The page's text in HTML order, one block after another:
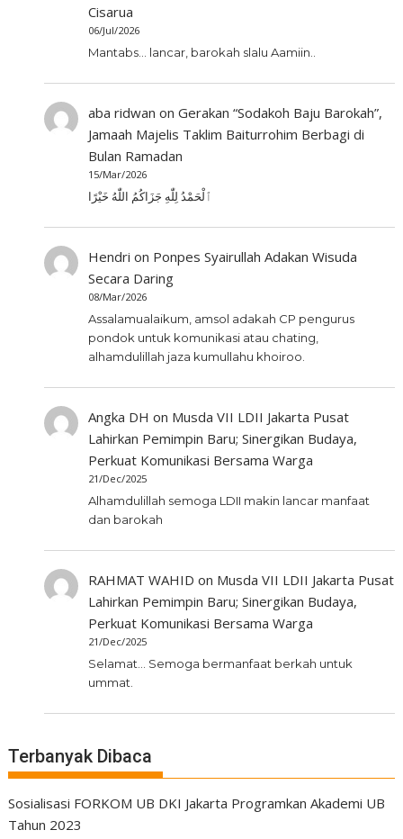
Cisarua
06/Jul/2026
Mantabs... lancar, barokah slalu Aamiin..
aba ridwan onGerakan “Sodakoh Baju Barokah”,
Jamaah Majelis Taklim Baiturrohim Berbagi di
Bulan Ramadan
15/Mar/2026
ٱلْحَمْدُ لِلّٰهِ جَزَاكُمُ اللّٰهُ خَيْرًا
Hendri on Ponpes Syairullah Adakan Wisuda
Secara Daring
08/Mar/2026
Assalamualaikum, amsol adakah CP pengurus
pondok untuk komunikasi atau chating,
alhamdulillah jaza kumullahu khoiroo.
Angka DH on Musda VII LDII Jakarta Pusat
Lahirkan Pemimpin Baru; Sinergikan Budaya,
Perkuat Komunikasi Bersama Warga
21/Dec/2025
Alhamdulillah semoga LDII makin lancar manfaat
dan barokah
RAHMAT WAHID on Musda VII LDII Jakarta Pusat
Lahirkan Pemimpin Baru; Sinergikan Budaya,
Perkuat Komunikasi Bersama Warga
21/Dec/2025
Selamat... Semoga bermanfaat berkah untuk
ummat.
Terbanyak Dibaca
Sosialisasi FORKOM UB DKI Jakarta Programkan Akademi UB
Tahun 2023